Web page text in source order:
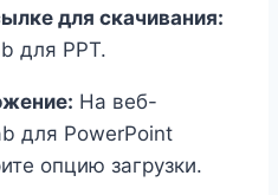
для скачивания:
для PPT.
На веб-
для PowerPoint
опцию загрузки.